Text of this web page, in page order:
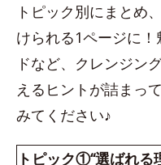
トピック別にまとめ
けられる1ページに
ドなど、クレンジン
えるヒントが詰まっ
みてください♪
トピック①“選ばれる